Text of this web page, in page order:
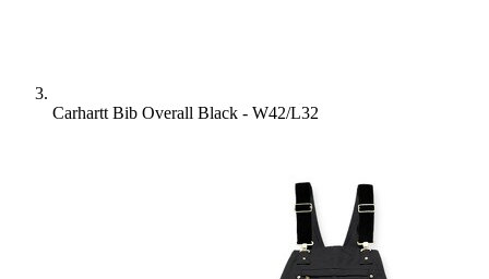
Carhartt Bib Overall Black - W42/L32